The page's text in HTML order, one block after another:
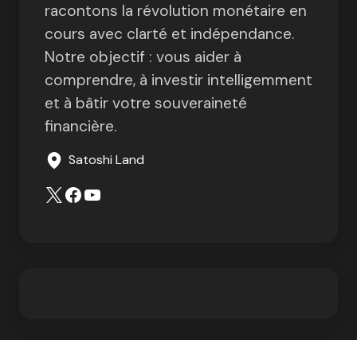
racontons la révolution monétaire en
cours avec clarté et indépendance.
Notre objectif : vous aider à
comprendre, à investir intelligemment
et à bâtir votre souveraineté
financière.
Satoshi Land